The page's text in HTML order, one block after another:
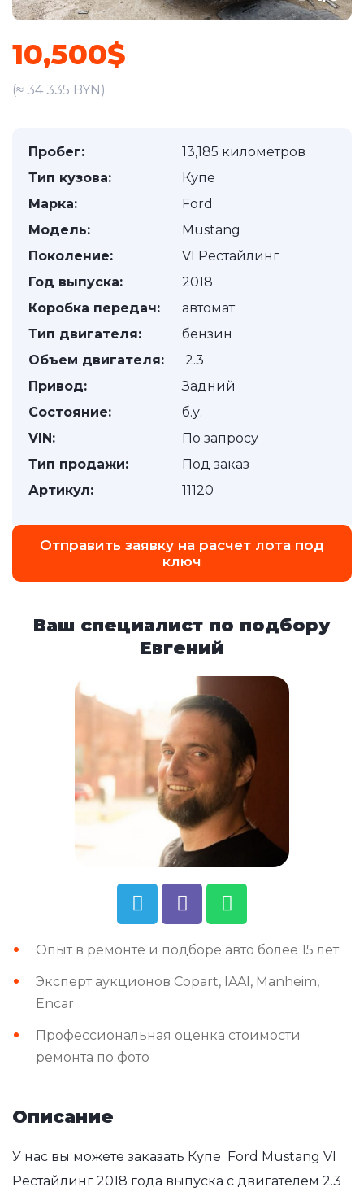
10,500$
(≈ 34 335 BYN)
Пробег:
13,185 километров
Тип кузова:
Купе
Марка:
Ford
Модель:
Mustang
Поколение:
VI Рестайлинг
Год выпуска:
2018
Коробка передач:
автомат
Тип двигателя:
бензин
Объем двигателя:
2.3
Привод:
Задний
Состояние:
б.у.
VIN:
По запросу
Тип продажи:
Под заказ
Артикул:
11120
Отправить заявку на расчет лота под
ключ
Ваш специалист по подбору
Евгений
Опыт в ремонте и подборе авто более 15 лет
Эксперт аукционов Copart, IAAI, Manheim,
Encar
Профессиональная оценка стоимости
ремонта по фото
Описание
У нас вы можете заказать Купе Ford Mustang VI
Рестайлинг 2018 года выпуска с двигателем 2.3